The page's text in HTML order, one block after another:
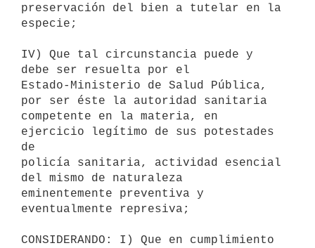
preservación del bien a tutelar en la
especie;
IV) Que tal circunstancia puede y
debe ser resuelta por el
Estado-Ministerio de Salud Pública,
por ser éste la autoridad sanitaria
competente en la materia, en
ejercicio legítimo de sus potestades
de
policía sanitaria, actividad esencial
del mismo de naturaleza
eminentemente preventiva y
eventualmente represiva;
CONSIDERANDO: I) Que en cumplimiento